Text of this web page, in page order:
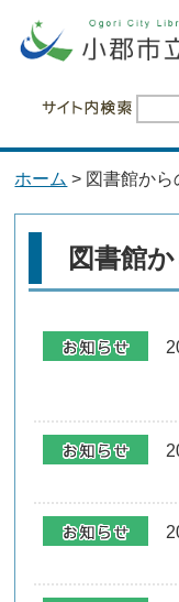
ホーム > 図書館から
図書館